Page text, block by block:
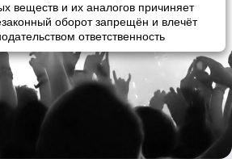
веществ и их аналогов причиняет
оборот запрещён и влечёт
ответственность
Valadez
latin, piano, acoustic